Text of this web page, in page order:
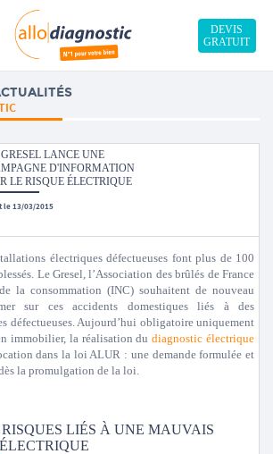
DEVIS
GRATUIT
LANCE UNE
D'INFORMATION
LE RISQUE ÉLECTRIQUE
le 13/03/2015
électriques défectueuses font plus de 100
Le Gresel, l’Association des brûlés de France
la consommation (INC) souhaitent de nouveau
sur ces accidents domestiques liés à des
défectueuses. Aujourd’hui obligatoire uniquement
immobilier, la réalisation dudiagnostic électrique
dans la loi ALUR : une demande formulée et
la promulgation de la loi.
LIÉS À UNE MAUVAIS